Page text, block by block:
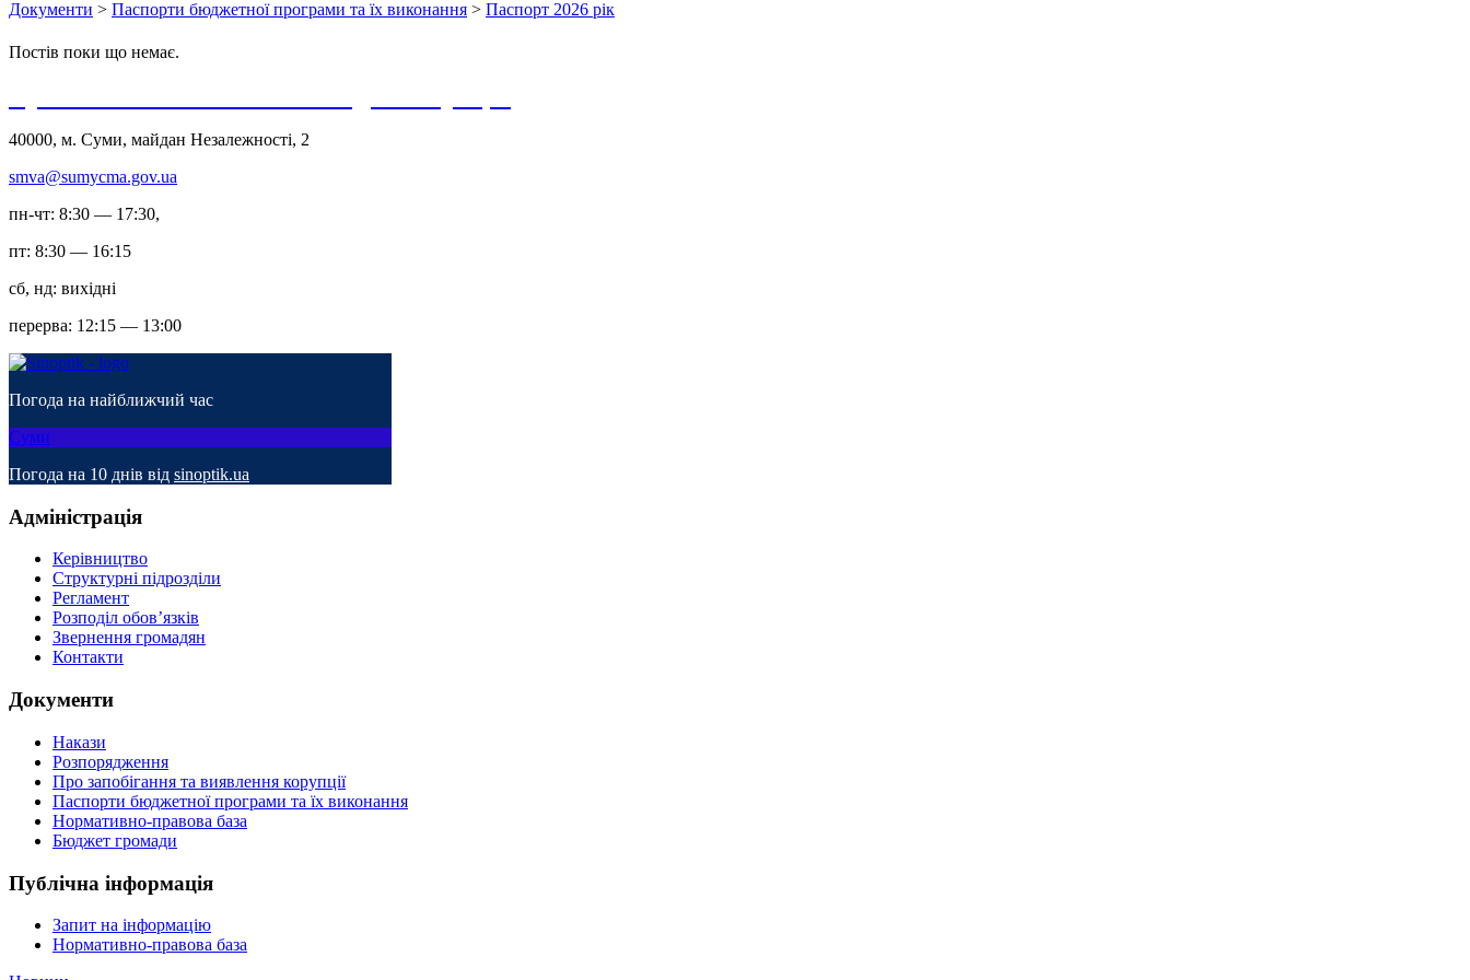
Документи > Паспорти бюджетної програми та їх виконання > Паспорт 2026 рік
Постів поки що немає.
40000, м. Суми, майдан Незалежності, 2
smva@sumycma.gov.ua
пн-чт: 8:30 — 17:30,
пт: 8:30 — 16:15
сб, нд: вихідні
перерва: 12:15 — 13:00
Погода на найближчий час
Суми
Погода на 10 днів від sinoptik.ua
Адміністрація
Керівництво
Структурні підрозділи
Регламент
Розподіл обов’язків
Звернення громадян
Контакти
Документи
Накази
Розпорядження
Про запобігання та виявлення корупції
Паспорти бюджетної програми та їх виконання
Нормативно-правова база
Бюджет громади
Публічна інформація
Запит на інформацію
Нормативно-правова база